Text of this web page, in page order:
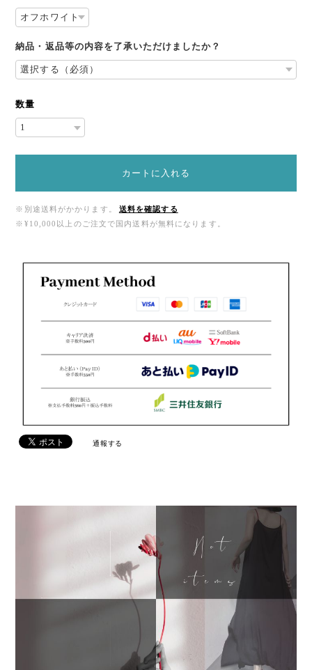
納品・返品等の内容を了承いただけましたか？
数量
カートに入れる
※別途送料がかかります。
送料を確認する
※¥10,000以上のご注文で国内送料が無料になります。
通報する